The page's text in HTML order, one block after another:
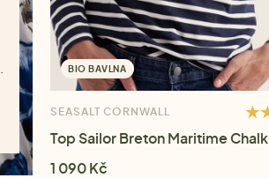
BIO BAVLNA
SEASALT CORNWALL
Top Sailor Breton Maritime Chalk
1 090 Kč